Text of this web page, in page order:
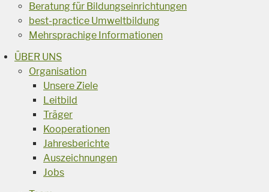
Beratung für Bildungseinrichtungen
best-practice Umweltbildung
Mehrsprachige Informationen
ÜBER UNS
Organisation
Unsere Ziele
Leitbild
Träger
Kooperationen
Jahresberichte
Auszeichnungen
Jobs